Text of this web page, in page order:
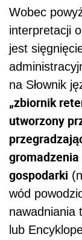
Wobec
interpretacji
jest
na Słownik
„zbiornik
utworzony
gospodarki
wód
nawadniania
lub